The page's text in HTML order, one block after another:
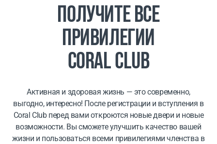
ПОЛУЧИТЕ ВСЕ
ПРИВИЛЕГИИ
CORAL CLUB
Активная и здоровая жизнь — это современно,
выгодно, интересно! После регистрации и вступления в
Coral Club перед вами откроются новые двери и новые
возможности. Вы сможете улучшить качество вашей
жизни и пользоваться всеми привилегиями членства в